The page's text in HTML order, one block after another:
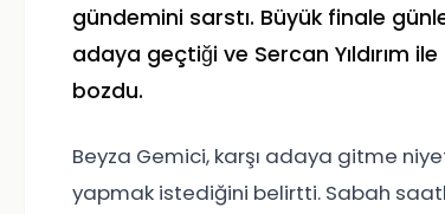
gündemini sarstı. Büyük finale
adaya geçtiği ve Sercan Yıldırım
bozdu.
Beyza Gemici, karşı adaya gitme
yapmak istediğini belirtti. Sabah